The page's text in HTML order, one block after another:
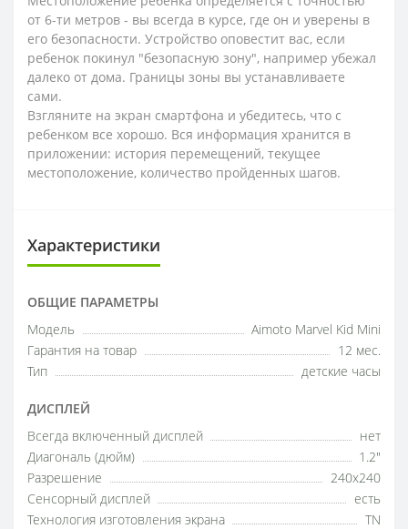
от 6-ти метров - вы всегда в курсе, где он и уверены в
его безопасности. Устройство оповестит вас, если
ребенок покинул "безопасную зону", например убежал
далеко от дома. Границы зоны вы устанавливаете
сами.
Взгляните на экран смартфона и убедитесь, что с
ребенком все хорошо. Вся информация хранится в
приложении: история перемещений, текущее
местоположение, количество пройденных шагов.
Характеристики
ОБЩИЕ ПАРАМЕТРЫ
Модель
Aimoto Marvel Kid Mini
Гарантия на товар
12 мес.
Тип
детские часы
ДИСПЛЕЙ
Всегда включенный дисплей
нет
Диагональ (дюйм)
1.2"
Разрешение
240x240
Сенсорный дисплей
есть
Технология изготовления экрана
TN